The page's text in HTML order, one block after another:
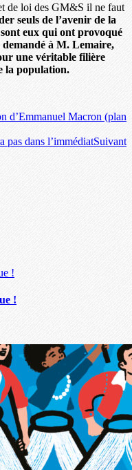
de loi des GM&S il ne faut
seuls de l’avenir de la
eux qui ont provoqué
à M. Lemaire,
une véritable filière
la population.
d’Emmanuel Macron (plan
pas dans l’immédiatSuivant
!